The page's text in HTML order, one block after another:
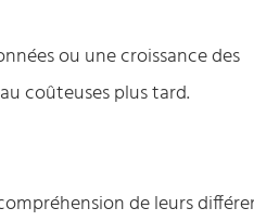
ou une croissance des
coûteuses plus tard.
de leurs